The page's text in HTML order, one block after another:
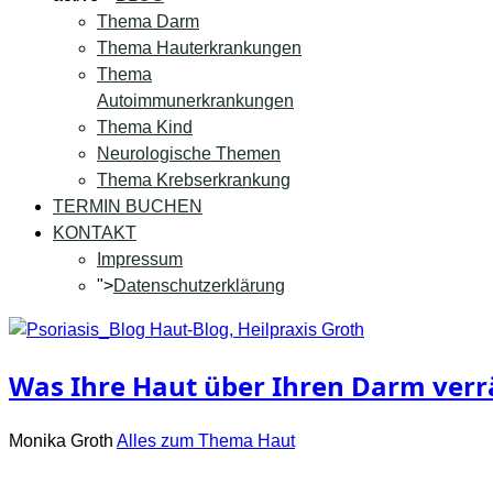
Thema Darm
Thema Hauterkrankungen
Thema
Autoimmunerkrankungen
Thema Kind
Neurologische Themen
Thema Krebserkrankung
TERMIN BUCHEN
KONTAKT
Impressum
">Datenschutzerklärung
Was Ihre Haut über Ihren Darm
Monika Groth Alles zum Thema Haut